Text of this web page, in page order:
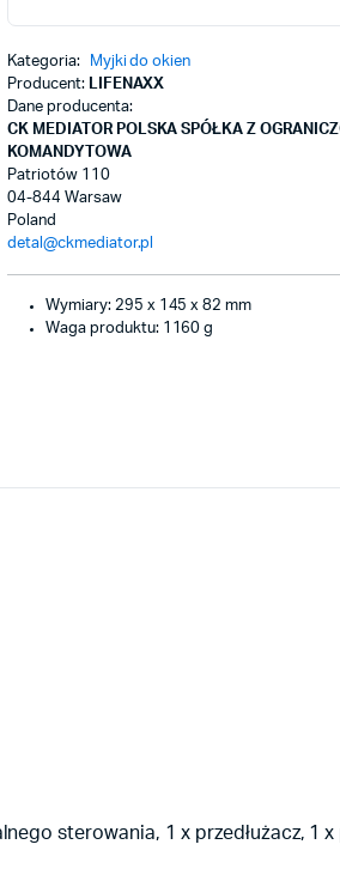
Kategoria:
Myjki do okien
Producent: LIFENAXX
Dane producenta:
CK MEDIATOR POLSKA SPÓŁKA Z
KOMANDYTOWA
Patriotów 110
04-844 Warsaw
Poland
detal@ckmediator.pl
Wymiary: 295 x 145 x 82 mm
Waga produktu: 1160 g
sterowania, 1 x przedłużacz, 1